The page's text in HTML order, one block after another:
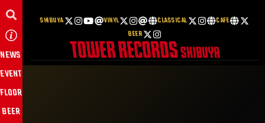
SHIBUYA VINYL CLASSICAL
CAFE
BEER
NEWS
EVENT
FLOOR
BEER